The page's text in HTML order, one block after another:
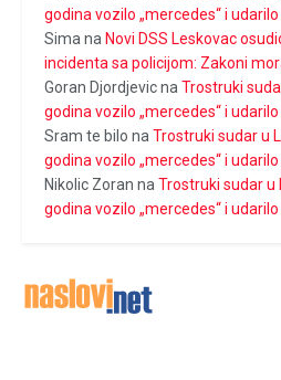
godina vozilo „mercedes“ i udarilo
Sima na Novi DSS Leskovac
incidenta sa policijom: Zakoni
Goran Djordjevicna Trostruki
godina vozilo „mercedes“ i udarilo
Sram te bilo na Trostruki sudar u
godina vozilo „mercedes“ i udarilo
Nikolic Zoran na Trostruki sudar u
godina vozilo „mercedes“ i udarilo